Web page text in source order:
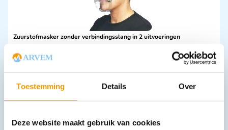
Toestemming Details Over
Deze website maakt gebruik van cookies
Zuurstofmasker zonder verbindingsslang in 2 uitvoeringen
1.59 excl. btw
Opties bekijken
Leverbaar